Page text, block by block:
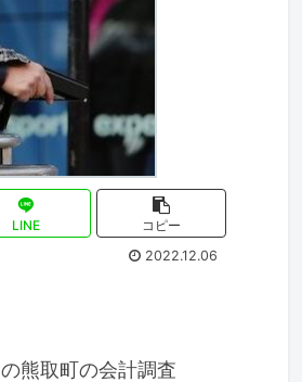
LINE
コピー
2022.12.06
熊取町の会計調査